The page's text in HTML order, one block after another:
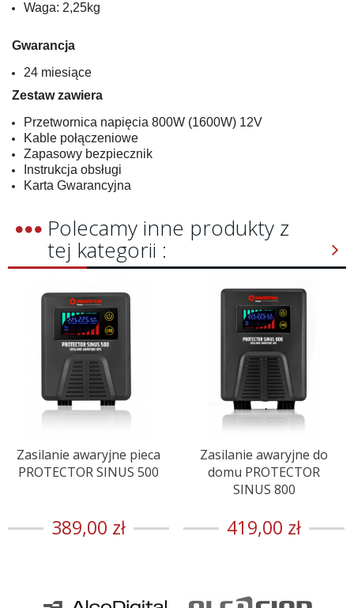
Waga: 2,25kg
Gwarancja
24 miesiące
Zestaw zawiera
Przetwornica napięcia 800W (1600W) 12V
Kable połączeniowe
Zapasowy bezpiecznik
Instrukcja obsługi
Karta Gwarancyjna
Polecamy inne produkty z
tej kategorii :
Zasilanie awaryjne pieca
PROTECTOR SINUS 500
389,00 zł
Zasilanie awaryjne do
domu PROTECTOR
SINUS 800
419,00 zł